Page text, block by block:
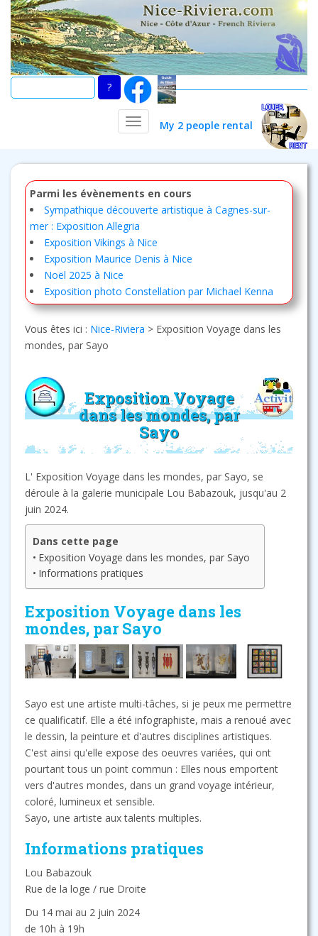
Skip
main
content
My 2 people rental
TOGGLE NAVIGATION
Parmi les évènements en cours
Sympathique découverte artistique à Cagnes-sur-
mer : Exposition Allegria
Exposition Vikings à Nice
Exposition Maurice Denis à Nice
Noël 2025 à Nice
Exposition photo Constellation par Michael Kenna
Vous êtes ici : Nice-Riviera > Exposition Voyage dans les
mondes, par Sayo
Exposition Voyage
dans les mondes, par
Sayo
L' Exposition Voyage dans les mondes, par Sayo, se
déroule à la galerie municipale Lou Babazouk, jusqu'au 2
juin 2024.
Dans cette page
Exposition Voyage dans les mondes, par Sayo
Informations pratiques
Exposition Voyage dans les
mondes, par Sayo
Sayo est une artiste multi-tâches, si je peux me permettre
ce qualificatif. Elle a été infographiste, mais a renoué avec
le dessin, la peinture et d'autres disciplines artistiques.
C'est ainsi qu'elle expose des oeuvres variées, qui ont
pourtant tous un point commun : Elles nous emportent
vers d'autres mondes, dans un grand voyage intérieur,
coloré, lumineux et sensible.
Sayo, une artiste aux talents multiples.
Informations pratiques
Lou Babazouk
Rue de la loge / rue Droite
Du 14 mai au 2 juin 2024
de 10h à 19h